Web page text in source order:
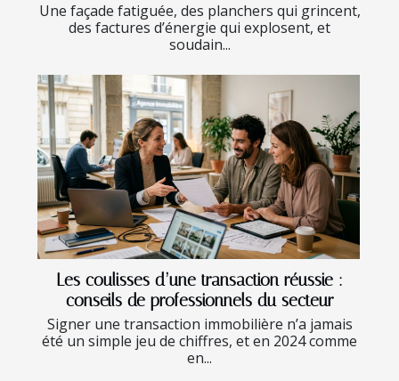
Une façade fatiguée, des planchers qui grincent,
des factures d’énergie qui explosent, et
soudain...
Les coulisses d’une transaction réussie :
conseils de professionnels du secteur
Signer une transaction immobilière n’a jamais
été un simple jeu de chiffres, et en 2024 comme
en...